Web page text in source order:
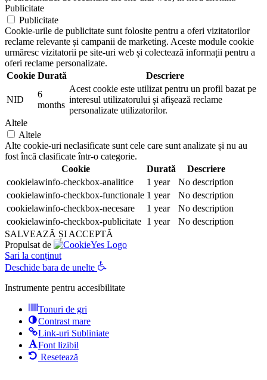
Publicitate
Publicitate
Cookie-urile de publicitate sunt folosite pentru a oferi vizitatorilor
reclame relevante și campanii de marketing. Aceste module cookie
urmăresc vizitatorii pe site-uri web și colectează informații pentru a
oferi reclame personalizate.
Cookie Durată Descriere
NID
6
months
Acest cookie este utilizat pentru un profil bazat pe
interesul utilizatorului și afișează reclame
personalizate utilizatorilor.
Altele
Altele
Alte cookie-uri neclasificate sunt cele care sunt analizate și nu au
fost încă clasificate într-o categorie.
Cookie
Durată
Descriere
cookielawinfo-checkbox-analitice
1 year
No description
cookielawinfo-checkbox-functionale 1 year
No description
cookielawinfo-checkbox-necesare
1 year
No description
cookielawinfo-checkbox-publicitate 1 year
No description
SALVEAZĂ ȘI ACCEPTĂ
Propulsat de
Sari la conținut
Deschide bara de unelte
Instrumente pentru accesibilitate
Tonuri de gri
Contrast mare
Link-uri Subliniate
Font lizibil
Resetează